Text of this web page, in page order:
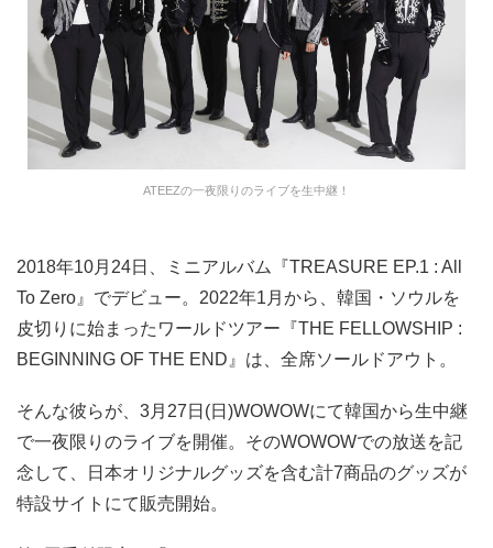
ATEEZの一夜限りのライブを生中継！
2018年10月24日、ミニアルバム『TREASURE EP.1 : All
To Zero』でデビュー。2022年1月から、韓国・ソウルを
皮切りに始まったワールドツアー『THE FELLOWSHIP :
BEGINNING OF THE END』は、全席ソールドアウト。
そんな彼らが、3月27日(日)WOWOWにて韓国から生中継
で一夜限りのライブを開催。そのWOWOWでの放送を記
念して、日本オリジナルグッズを含む計7商品のグッズが
特設サイトにて販売開始。